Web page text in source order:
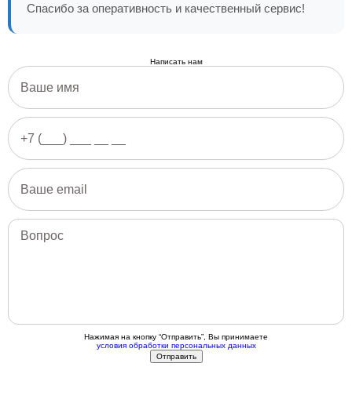
Спасибо за оперативность и качественный сервис!
Написать нам
Нажимая на кнопку “Отправить”, Вы принимаете
условия обработки персональных данных